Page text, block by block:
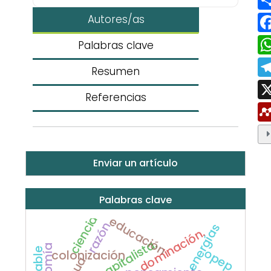
Autores/as
Palabras clave
Resumen
Referencias
Enviar un artículo
Palabras clave
colonización dominación.
energías
educación
opep
ciencia
razón